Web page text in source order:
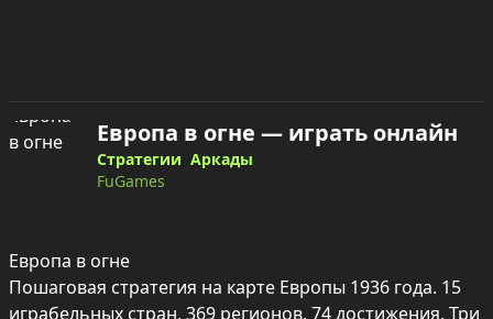
Европа в огне — играть онлайн
Стратегии Аркады
FuGames
Европа в огне
Пошаговая стратегия на карте Европы 1936 года. 15
играбельных стран, 369 регионов, 74 достижения. Три